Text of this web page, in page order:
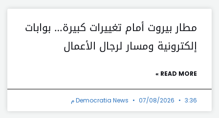
مطار بيروت أمام تغييرات كبيرة… بوابات
إلكترونية ومسار لرجال الأعمال
READ MORE »
Democratia News 07/08/2026 3:36 م